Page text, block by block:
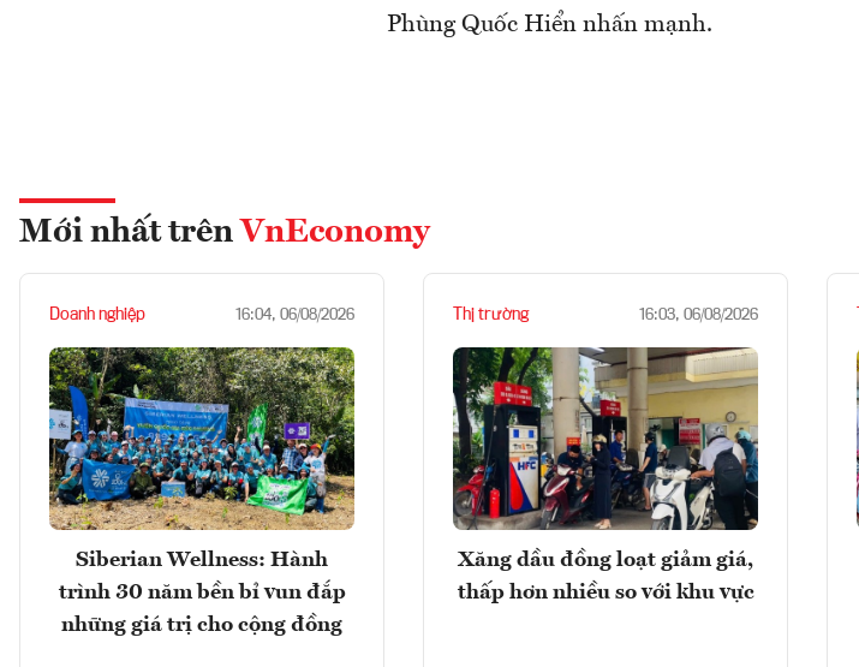
Phùng Quốc Hiển nhấn mạnh.
Mới nhất trên VnEconomy
Doanh nghiệp 16:04, 06/08/2026
Siberian Wellness: Hành
trình 30 năm bền bỉ vun đắp
những giá trị cho cộng đồng
Thị trường 16:03, 06/08/2026
Xăng dầu đồng loạt giảm giá,
thấp hơn nhiều so với khu vực